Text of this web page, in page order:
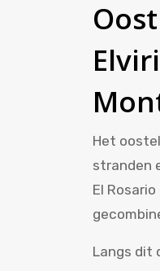
Het
stranden
El
Langs dit